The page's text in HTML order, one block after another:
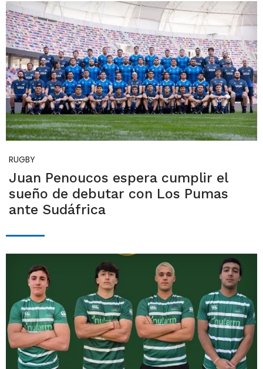
RUGBY
Juan Penoucos espera cumplir el
sueño de debutar con Los Pumas
ante Sudáfrica